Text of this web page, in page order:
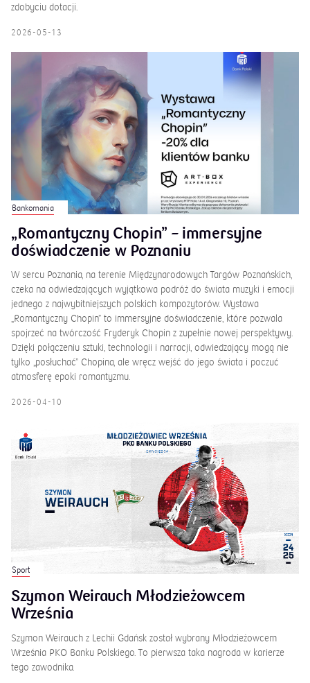
zdobyciu dotacji.
2026-05-13
Bankomania
„Romantyczny Chopin” – immersyjne
doświadczenie w Poznaniu
W sercu Poznania, na terenie Międzynarodowych Targów Poznańskich,
czeka na odwiedzających wyjątkowa podróż do świata muzyki i emocji
jednego z najwybitniejszych polskich kompozytorów. Wystawa
„Romantyczny Chopin” to immersyjne doświadczenie, które pozwala
spojrzeć na twórczość Fryderyk Chopin z zupełnie nowej perspektywy.
Dzięki połączeniu sztuki, technologii i narracji, odwiedzający mogą nie
tylko „posłuchać” Chopina, ale wręcz wejść do jego świata i poczuć
atmosferę epoki romantyzmu.
2026-04-10
Sport
Szymon Weirauch Młodzieżowcem
Września
Szymon Weirauch z Lechii Gdańsk został wybrany Młodzieżowcem
Września PKO Banku Polskiego. To pierwsza taka nagroda w karierze
tego zawodnika.